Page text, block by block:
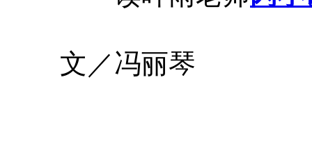
文／冯丽琴